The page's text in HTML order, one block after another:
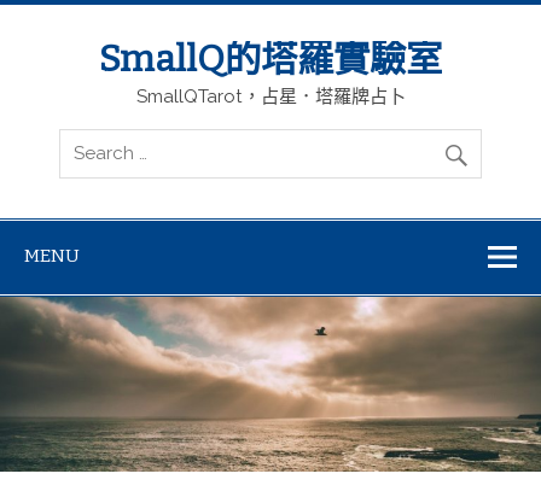
SmallQ的塔羅實驗室
SmallQTarot，占星．塔羅牌占卜
MENU